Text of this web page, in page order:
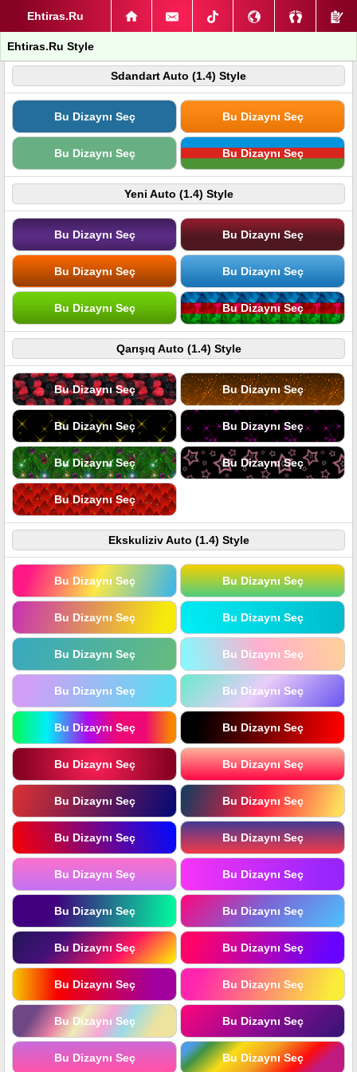
Ehtiras.Ru
Ehtiras.Ru Style
Sdandart Auto (1.4) Style
Bu Dizaynı Seç Bu Dizaynı Seç
Bu Dizaynı Seç Bu Dizaynı Seç
Yeni Auto (1.4) Style
Bu Dizaynı Seç Bu Dizaynı Seç
Bu Dizaynı Seç Bu Dizaynı Seç
Bu Dizaynı Seç Bu Dizaynı Seç
Qarışıq Auto (1.4) Style
Bu Dizaynı Seç Bu Dizaynı Seç
Bu Dizaynı Seç Bu Dizaynı Seç
Bu Dizaynı Seç Bu Dizaynı Seç
Bu Dizaynı Seç
Ekskuliziv Auto (1.4) Style
Bu Dizaynı Seç Bu Dizaynı Seç
Bu Dizaynı Seç Bu Dizaynı Seç
Bu Dizaynı Seç Bu Dizaynı Seç
Bu Dizaynı Seç Bu Dizaynı Seç
Bu Dizaynı Seç Bu Dizaynı Seç
Bu Dizaynı Seç Bu Dizaynı Seç
Bu Dizaynı Seç Bu Dizaynı Seç
Bu Dizaynı Seç Bu Dizaynı Seç
Bu Dizaynı Seç Bu Dizaynı Seç
Bu Dizaynı Seç Bu Dizaynı Seç
Bu Dizaynı Seç Bu Dizaynı Seç
Bu Dizaynı Seç Bu Dizaynı Seç
Bu Dizaynı Seç Bu Dizaynı Seç
Bu Dizaynı Seç Bu Dizaynı Seç